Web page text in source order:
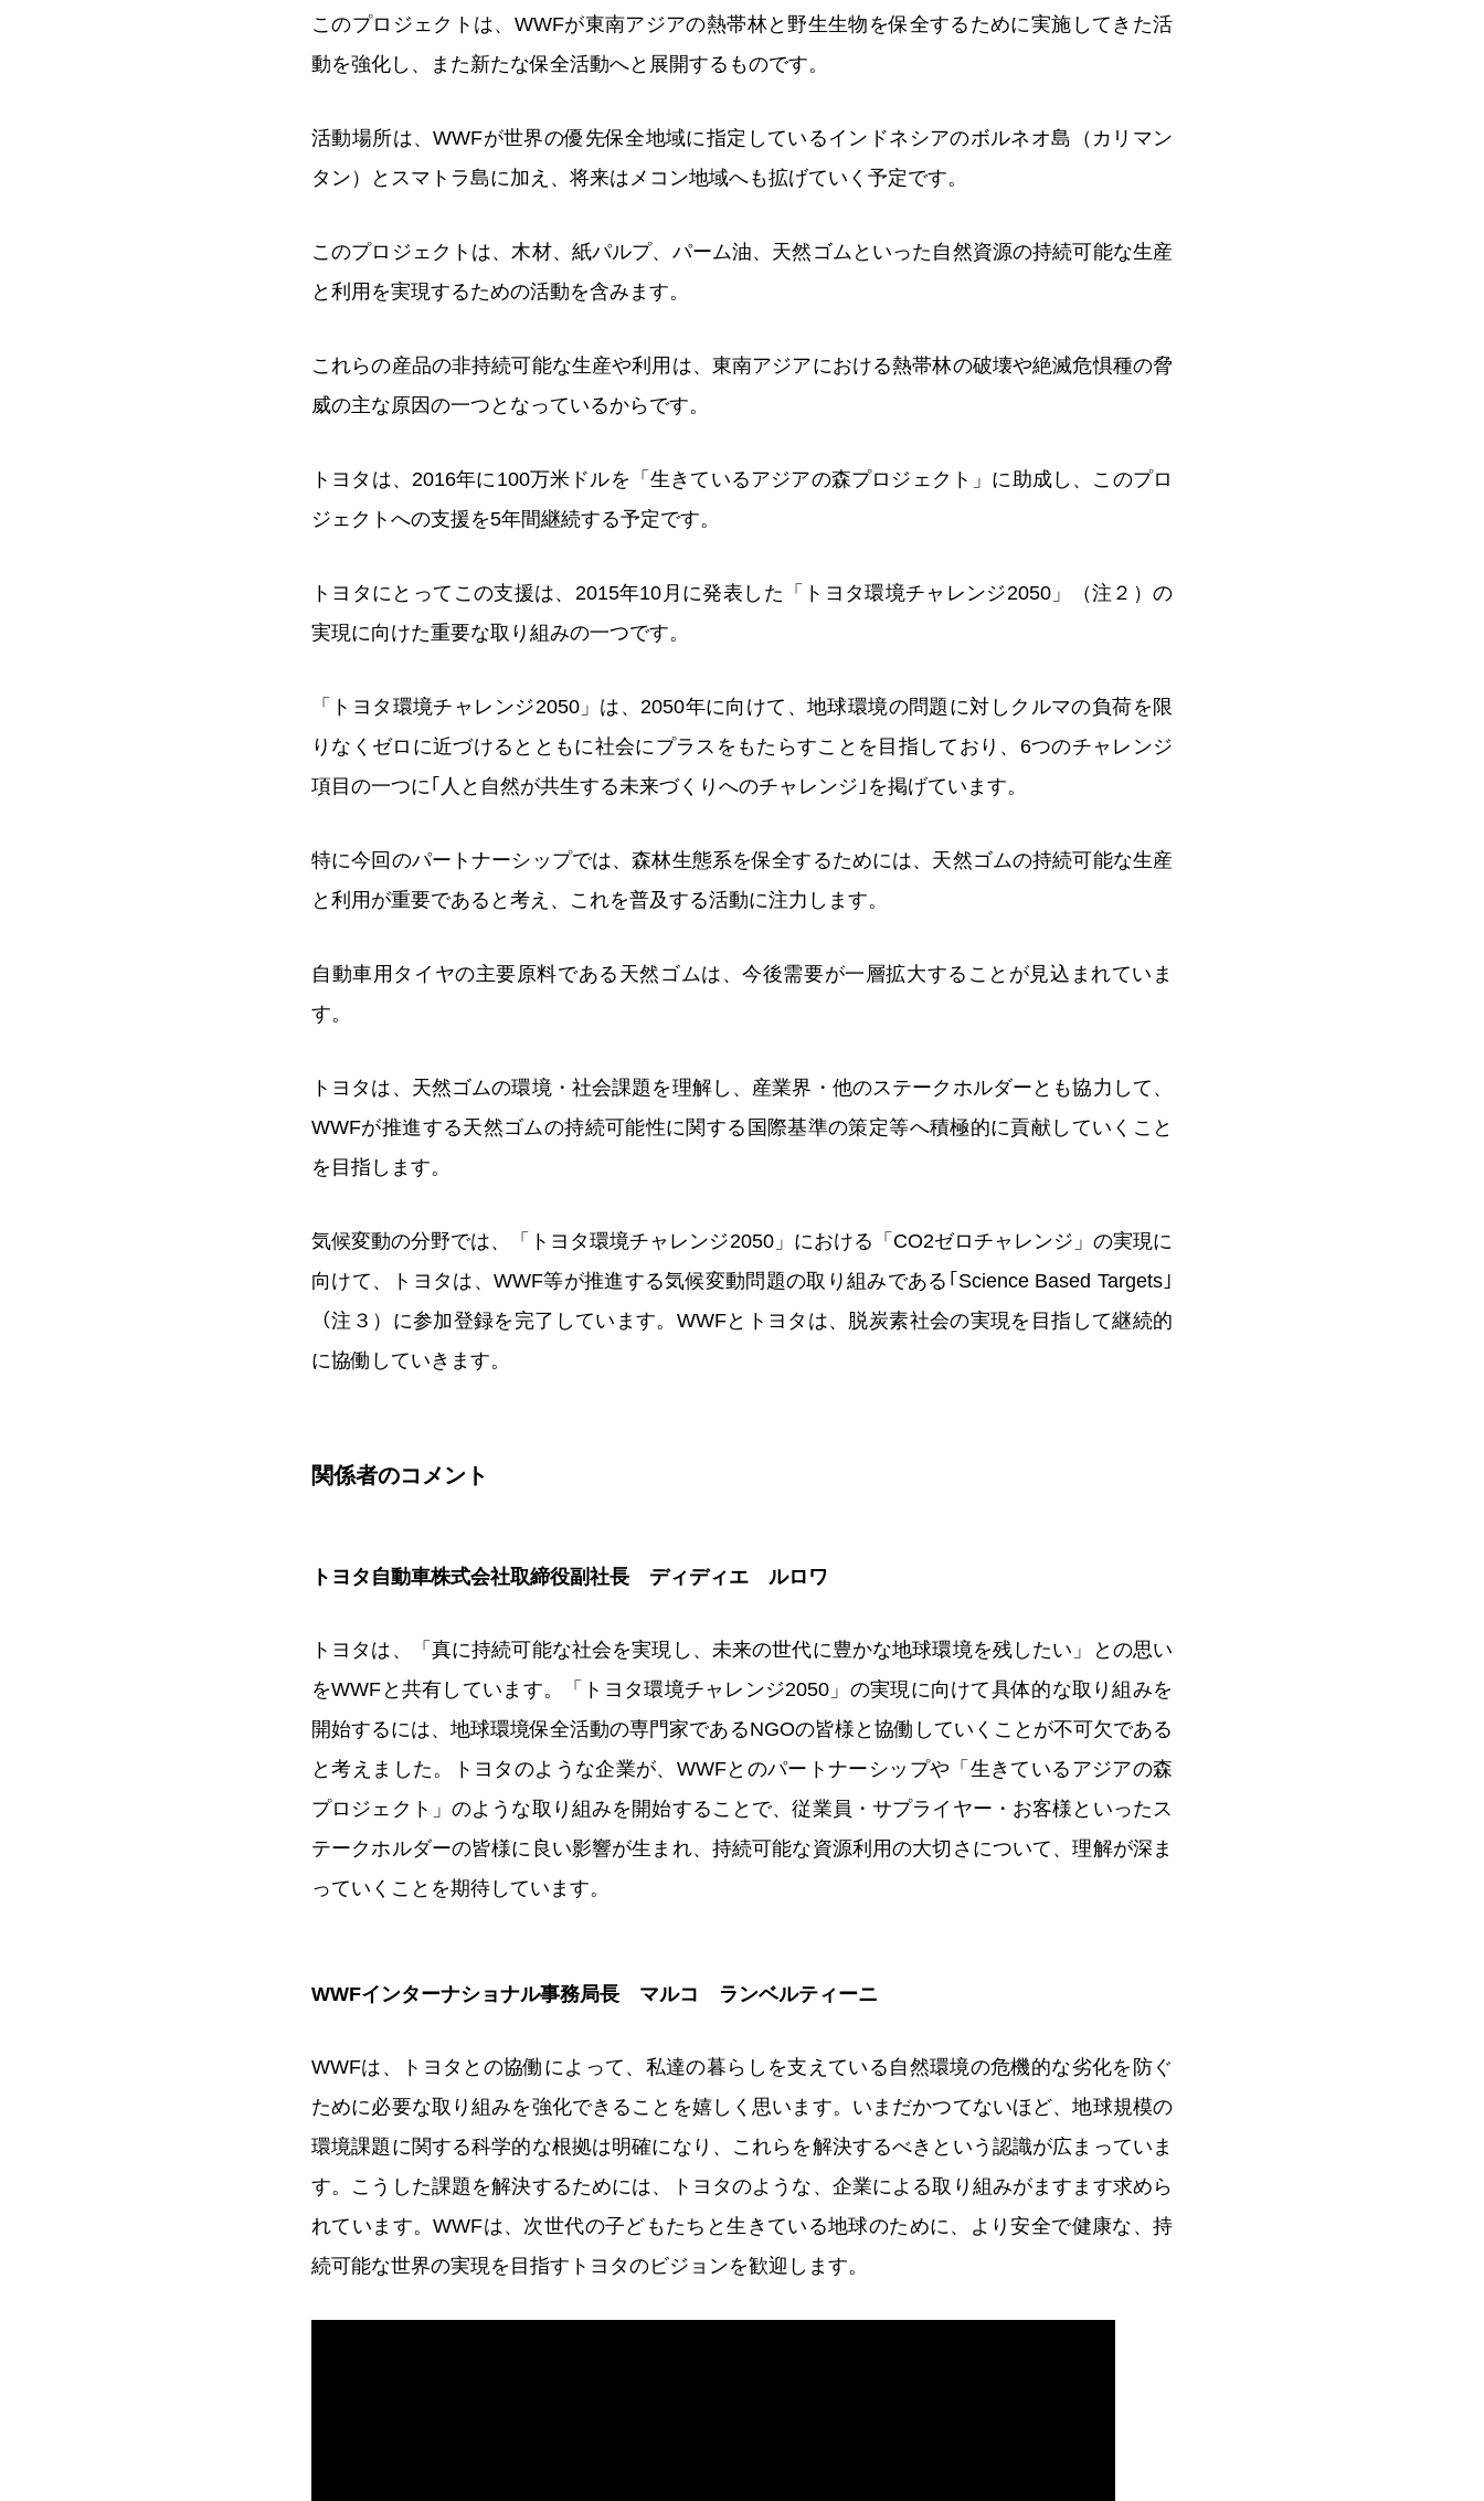
このプロジェクトは、WWFが東南アジアの熱帯林と野生生物を保全するために実施してきた活
動を強化し、また新たな保全活動へと展開するものです。
活動場所は、WWFが世界の優先保全地域に指定しているインドネシアのボルネオ島（カリマン
タン）とスマトラ島に加え、将来はメコン地域へも拡げていく予定です。
このプロジェクトは、木材、紙パルプ、パーム油、天然ゴムといった自然資源の持続可能な生産
と利用を実現するための活動を含みます。
これらの産品の非持続可能な生産や利用は、東南アジアにおける熱帯林の破壊や絶滅危惧種の脅
威の主な原因の一つとなっているからです。
トヨタは、2016年に100万米ドルを「生きているアジアの森プロジェクト」に助成し、このプロ
ジェクトへの支援を5年間継続する予定です。
トヨタにとってこの支援は、2015年10月に発表した「トヨタ環境チャレンジ2050」（注２）の
実現に向けた重要な取り組みの一つです。
「トヨタ環境チャレンジ2050」は、2050年に向けて、地球環境の問題に対しクルマの負荷を限
りなくゼロに近づけるとともに社会にプラスをもたらすことを目指しており、6つのチャレンジ
項目の一つに｢人と自然が共生する未来づくりへのチャレンジ｣を掲げています。
特に今回のパートナーシップでは、森林生態系を保全するためには、天然ゴムの持続可能な生産
と利用が重要であると考え、これを普及する活動に注力します。
自動車用タイヤの主要原料である天然ゴムは、今後需要が一層拡大することが見込まれていま
す。
トヨタは、天然ゴムの環境・社会課題を理解し、産業界・他のステークホルダーとも協力して、
WWFが推進する天然ゴムの持続可能性に関する国際基準の策定等へ積極的に貢献していくこと
を目指します。
気候変動の分野では、「トヨタ環境チャレンジ2050」における「CO2ゼロチャレンジ」の実現に
向けて、トヨタは、WWF等が推進する気候変動問題の取り組みである｢Science Based Targets｣
（注３）に参加登録を完了しています。WWFとトヨタは、脱炭素社会の実現を目指して継続的
に協働していきます。
関係者のコメント
トヨタ自動車株式会社取締役副社長 ディディエ ルロワ
トヨタは、「真に持続可能な社会を実現し、未来の世代に豊かな地球環境を残したい」との思い
をWWFと共有しています。「トヨタ環境チャレンジ2050」の実現に向けて具体的な取り組みを
開始するには、地球環境保全活動の専門家であるNGOの皆様と協働していくことが不可欠である
と考えました。トヨタのような企業が、WWFとのパートナーシップや「生きているアジアの森
プロジェクト」のような取り組みを開始することで、従業員・サプライヤー・お客様といったス
テークホルダーの皆様に良い影響が生まれ、持続可能な資源利用の大切さについて、理解が深ま
っていくことを期待しています。
WWFインターナショナル事務局長 マルコ ランベルティーニ
WWFは、トヨタとの協働によって、私達の暮らしを支えている自然環境の危機的な劣化を防ぐ
ために必要な取り組みを強化できることを嬉しく思います。いまだかつてないほど、地球規模の
環境課題に関する科学的な根拠は明確になり、これらを解決するべきという認識が広まっていま
す。こうした課題を解決するためには、トヨタのような、企業による取り組みがますます求めら
れています。WWFは、次世代の子どもたちと生きている地球のために、より安全で健康な、持
続可能な世界の実現を目指すトヨタのビジョンを歓迎します。